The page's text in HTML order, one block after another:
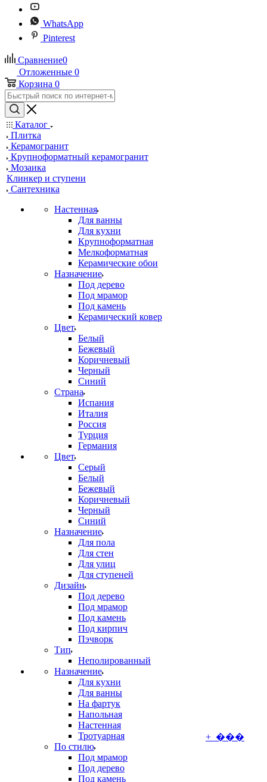
WhatsApp
Pinterest
Сравнение0
Отложенные 0
Корзина 0
Каталог
Плитка
Керамогранит
Крупноформатный керамогранит
Мозаика
Клинкер и ступени
Сантехника
Настенная
Для ванны
Для кухни
Крупноформатная
Мелкоформатная
Керамические обои
Назначение
Под дерево
Под мрамор
Под камень
Керамический ковер
Цвет
Белый
Бежевый
Коричневый
Черный
Синий
Страна
Испания
Италия
Россия
Турция
Германия
Цвет
Серый
Белый
Бежевый
Коричневый
Черный
Синий
Назначение
Для пола
Для стен
Для улиц
Для ступеней
Дизайн
Под дерево
Под мрамор
Под камень
Под кирпич
Пэчворк
Тип
Неполированный
Назначение
Для кухни
Для ванны
На фартук
Напольная
Настенная
Тротуарная
По стилю
Под мрамор
Под дерево
Под камень
+ ���